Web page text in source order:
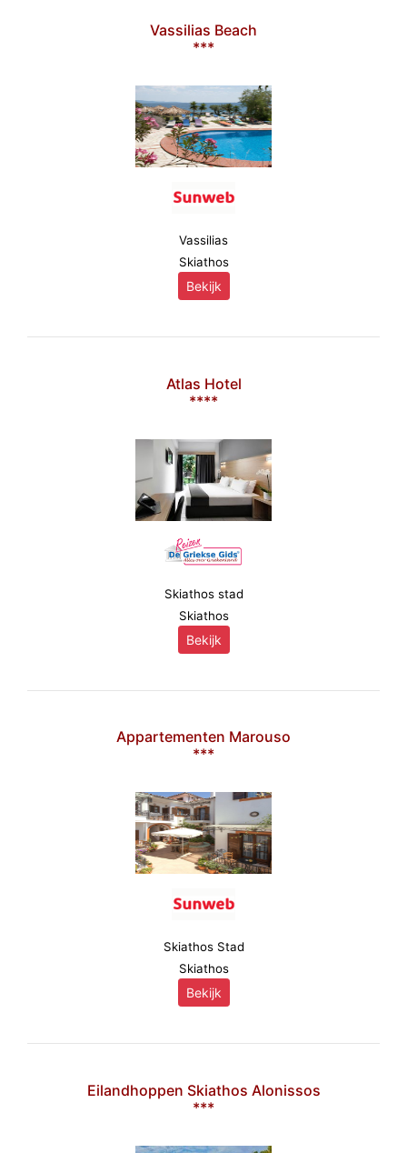
Vassilias Beach
***
Vassilias
Skiathos
Bekijk
Atlas Hotel
****
Skiathos stad
Skiathos
Bekijk
Appartementen Marouso
***
Skiathos Stad
Skiathos
Bekijk
Eilandhoppen Skiathos Alonissos
***